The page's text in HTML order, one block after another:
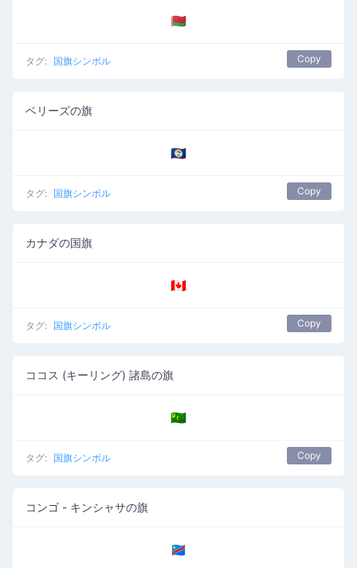
🇧🇾
タグ: 国旗シンボル Copy
ベリーズの旗
🇧🇿
タグ: 国旗シンボル Copy
カナダの国旗
🇨🇦
タグ: 国旗シンボル Copy
ココス (キーリング) 諸島の旗
🇨🇨
タグ: 国旗シンボル Copy
コンゴ - キンシャサの旗
🇨🇩